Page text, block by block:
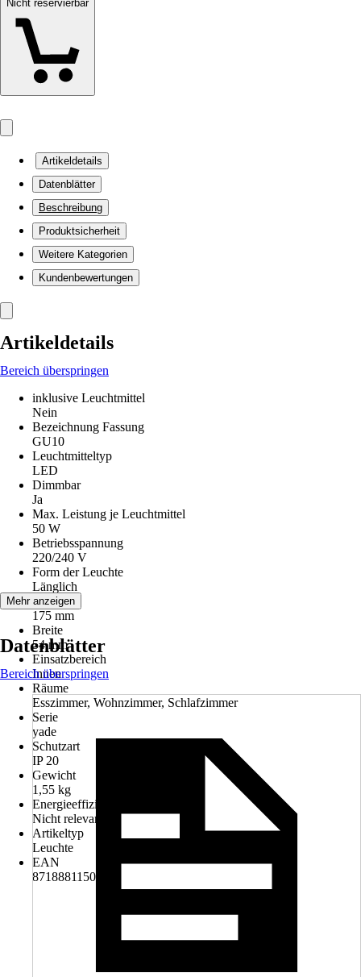
Nicht reservierbar
Artikeldetails
Datenblätter
Beschreibung
Produktsicherheit
Weitere Kategorien
Kundenbewertungen
Artikeldetails
Bereich überspringen
inklusive Leuchtmittel
Nein
Bezeichnung Fassung
GU10
Leuchtmitteltyp
LED
Dimmbar
Ja
Max. Leistung je Leuchtmittel
50 W
Betriebsspannung
220/240 V
Form der Leuchte
Länglich
Höhe
175 mm
Breite
54 mm
Einsatzbereich
Innen
Räume
Esszimmer, Wohnzimmer, Schlafzimmer
Serie
yade
Schutzart
IP 20
Gewicht
1,55 kg
Energieeffizienzklasse
Nicht relevant
Artikeltyp
Leuchte
EAN
8718881150616
Mehr anzeigen
Datenblätter
Bereich überspringen